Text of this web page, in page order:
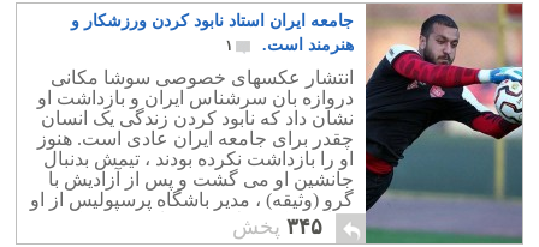
جامعه ایران استاد نابود کردن ورزشکار و
هنرمند است.
۱
انتشار عکسهای خصوصی سوشا مکانی
دروازه بان سرشناس ایران و بازداشت او
نشان داد که نابود کردن زندگی یک انسان
چقدر برای جامعه ایران عادی است. هنوز
او را بازداشت نکرده بودند ، تیمش بدنبال
جانشین او می گشت و پس از آزادیش با
گرو (وثیقه) ، مدیر باشگاه پرسپولیس از او
خواست که فعلا در تمرینات تیم شرکت
نکند! دیروز مجاهد خذیراوی و زهرا امیر
۳۴۵ پخش